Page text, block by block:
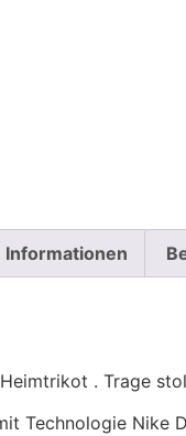
Informationen
. Trage
Technologie Nike